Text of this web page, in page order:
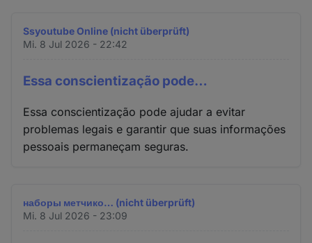
Ssyoutube Online (nicht überprüft)
Mi. 8 Jul 2026 - 22:42
Essa conscientização pode…
Essa conscientização pode ajudar a evitar
problemas legais e garantir que suas informações
pessoais permaneçam seguras.
наборы метчико… (nicht überprüft)
Mi. 8 Jul 2026 - 23:09